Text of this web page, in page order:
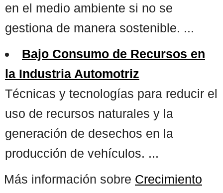
en el medio ambiente si no se
gestiona de manera sostenible. ...
Bajo Consumo de Recursos en
la Industria Automotriz
Técnicas y tecnologías para reducir el
uso de recursos naturales y la
generación de desechos en la
producción de vehículos. ...
Más información sobre Crecimiento